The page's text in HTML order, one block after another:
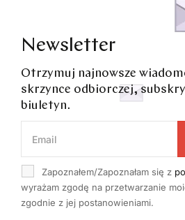
Newsletter
Otrzymuj najnowsze
skrzynce odbiorczej,
biuletyn.
Zapoznałem/Zapoznałam się z
wyrażam zgodę na przetwarzanie
zgodnie z jej postanowieniami.